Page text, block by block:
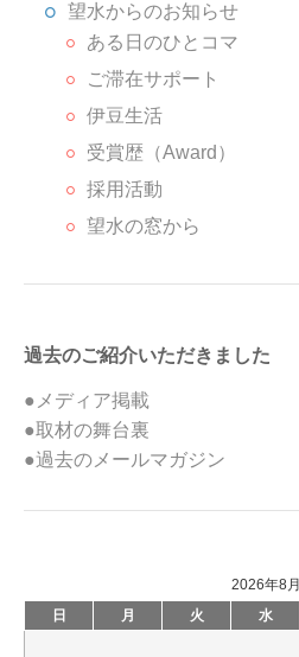
望水からのお知らせ
ある日のひとコマ
ご滞在サポート
伊豆生活
受賞歴（Award）
採用活動
望水の窓から
過去のご紹介いただきました
●メディア掲載
●取材の舞台裏
●過去のメールマガジン
2026年8月
日
月 火 水